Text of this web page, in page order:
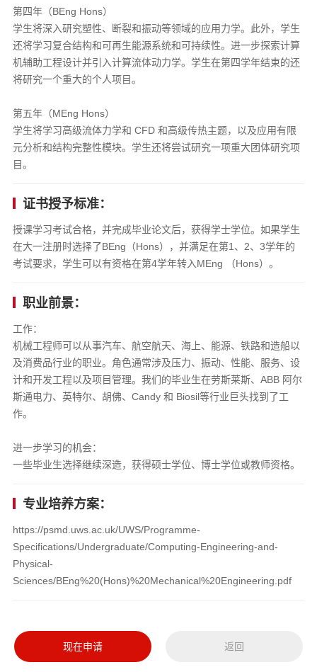
第四年（BEng Hons）
学生将深入研究塑性、断裂和振动等领域的应用力学。此外，学生
还将学习复合结构和可再生能源系统和可持续性。进一步探索计算
机辅助工程设计并引入计算流体动力学。学生在第四学年结束的还
将研究一个重大的个人项目。
第五年（MEng Hons）
学生将学习高级流体力学和 CFD 和高级传热主题，以及应用有限
元分析和结构完整性模块。学生还将尝试研究一项重大团体研究项
目。
证书授予标准：
授课学习考试合格，并完成毕业论文后，获得学士学位。如果学生
在大一注册时选择了BEng（Hons），并满足在第1、2、3学年的
考试要求，学生可以有资格在第4学年转入MEng （Hons）。
职业前景：
工作：
机械工程师可以从事汽车、航空航天、海上、能源、铁路和造船以
及消费品行业的职业。角色通常涉及压力、振动、性能、服务、设
计和开发工程以及项目管理。我们的毕业生在劳斯莱斯、ABB 阿尔
斯通电力、英特尔、胡佛、Candy 和 Biosil等行业巨头找到了工
作。
进一步学习的机会：
一些毕业生选择继续深造，获得硕士学位、博士学位或教师资格。
专业培养方案：
https://psmd.uws.ac.uk/UWS/Programme-
Specifications/Undergraduate/Computing-Engineering-and-
Physical-
Sciences/BEng%20(Hons)%20Mechanical%20Engineering.pdf
现在申请 返回